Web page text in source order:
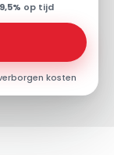
op tijd
kosten